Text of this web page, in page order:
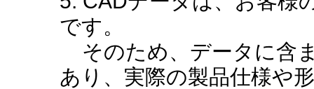
です。
そのため、データに含
あり、実際の製品仕様や